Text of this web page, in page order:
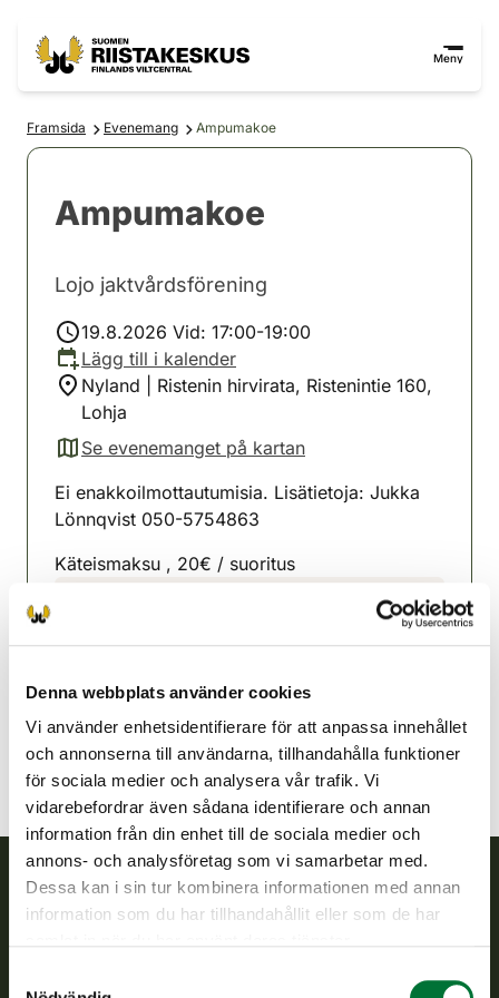
Denna webbplats använder cookies
Vi använder enhetsidentifierare för att anpassa innehållet
och annonserna till användarna, tillhandahålla funktioner
för sociala medier och analysera vår trafik. Vi
vidarebefordrar även sådana identifierare och annan
information från din enhet till de sociala medier och
annons- och analysföretag som vi samarbetar med.
Dessa kan i sin tur kombinera informationen med annan
information som du har tillhandahållit eller som de har
Meny
Framsida Evenemang Ampumakoe
Ampumakoe
Lojo jaktvårdsförening
19.8.2026 Vid: 17:00-19:00
Lägg till i kalender
Nyland | Ristenin hirvirata, Ristenintie 160,
Lohja
Se evenemanget på kartan
(avautuu uuteen välilehteen)
Ei enakkoilmottautumisia. Lisätietoja: Jukka
Lönnqvist 050-5754863
Käteismaksu , 20€ / suoritus
Nyland
lohja@rhy.riista.fi
Finlands viltcentral
jaktvårdsföreningarnas verksamhet, ser till att viltpolitiken